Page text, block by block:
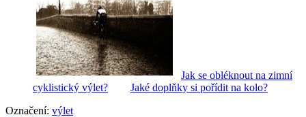
Jak se obléknout na zimní
cyklistický výlet?
Jaké doplňky si pořídit na kolo?
Označení: výlet